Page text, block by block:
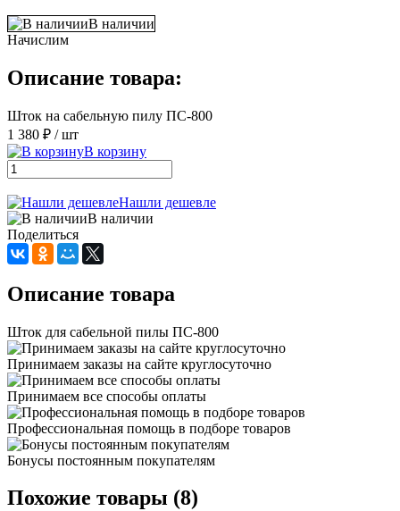
В наличии
Начислим
Описание товара:
Шток на сабельную пилу ПС-800
1 380 ₽ / шт
В корзину
Нашли дешевле
В наличии
Поделиться
Описание товара
Шток для сабельной пилы ПС-800
Принимаем заказы на сайте круглосуточно
Принимаем все способы оплаты
Профессиональная помощь в подборе товаров
Бонусы постоянным покупателям
Похожие товары (8)